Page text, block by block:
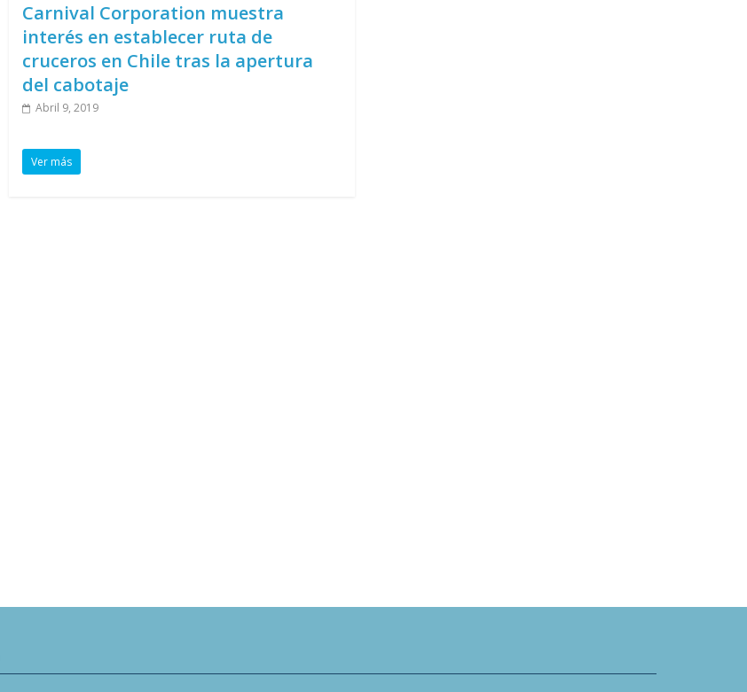
Carnival Corporation muestra
interés en establecer ruta de
cruceros en Chile tras la apertura
del cabotaje
Abril 9, 2019
Ver más